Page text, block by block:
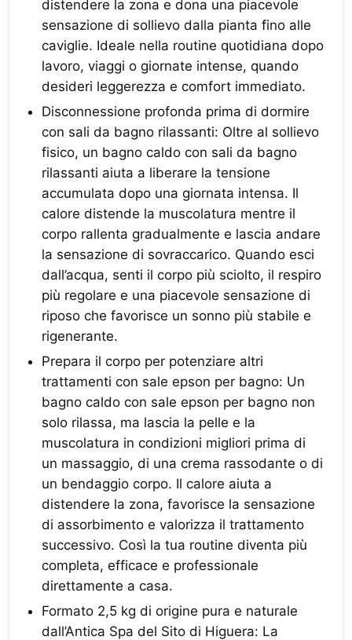
distendere la zona e dona una piacevole
sensazione di sollievo dalla pianta fino alle
caviglie. Ideale nella routine quotidiana dopo
lavoro, viaggi o giornate intense, quando
desideri leggerezza e comfort immediato.
Disconnessione profonda prima di dormire
con sali da bagno rilassanti: Oltre al sollievo
fisico, un bagno caldo con sali da bagno
rilassanti aiuta a liberare la tensione
accumulata dopo una giornata intensa. Il
calore distende la muscolatura mentre il
corpo rallenta gradualmente e lascia andare
la sensazione di sovraccarico. Quando esci
dall’acqua, senti il corpo più sciolto, il respiro
più regolare e una piacevole sensazione di
riposo che favorisce un sonno più stabile e
rigenerante.
Prepara il corpo per potenziare altri
trattamenti con sale epson per bagno: Un
bagno caldo con sale epson per bagno non
solo rilassa, ma lascia la pelle e la
muscolatura in condizioni migliori prima di
un massaggio, di una crema rassodante o di
un bendaggio corpo. Il calore aiuta a
distendere la zona, favorisce la sensazione
di assorbimento e valorizza il trattamento
successivo. Così la tua routine diventa più
completa, efficace e professionale
direttamente a casa.
Formato 2,5 kg di origine pura e naturale
dall’Antica Spa del Sito di Higuera: La